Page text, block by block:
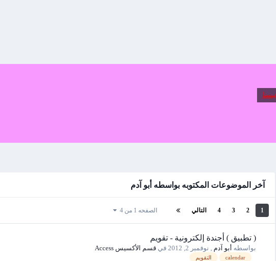
آخر الموضوعات المكتوبه بواسطه أبو آدم
1
2
3
4 التالي الصفحه 1 من 4
( تطبيق ) أجندة إلكترونية - تقويم
بواسطه أبو آدم نوفمبر 2, 2012 في قسم الأكسيس Access
calendar التقويم